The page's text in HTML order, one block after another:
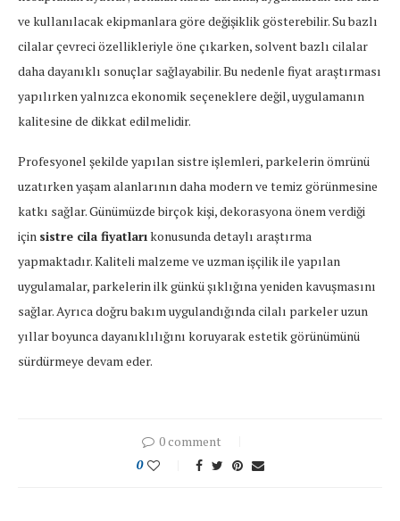
ve kullanılacak ekipmanlara göre değişiklik gösterebilir. Su bazlı
cilalar çevreci özellikleriyle öne çıkarken, solvent bazlı cilalar
daha dayanıklı sonuçlar sağlayabilir. Bu nedenle fiyat araştırması
yapılırken yalnızca ekonomik seçeneklere değil, uygulamanın
kalitesine de dikkat edilmelidir.
Profesyonel şekilde yapılan sistre işlemleri, parkelerin ömrünü
uzatırken yaşam alanlarının daha modern ve temiz görünmesine
katkı sağlar. Günümüzde birçok kişi, dekorasyona önem verdiği
için sistre cila fiyatlarıkonusunda detaylı araştırma
yapmaktadır. Kaliteli malzeme ve uzman işçilik ile yapılan
uygulamalar, parkelerin ilk günkü şıklığına yeniden kavuşmasını
sağlar. Ayrıca doğru bakım uygulandığında cilalı parkeler uzun
yıllar boyunca dayanıklılığını koruyarak estetik görünümünü
sürdürmeye devam eder.
0 comment
0